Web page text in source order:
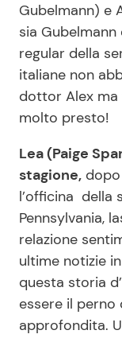
Gubelmann) e
sia
regular della
italiane non
dottor Alex ma
molto presto!
Lea (Paige
stagione,
l’officina della
Pennsylvania,
relazione
ultime notizie
questa storia
essere il perno
approfondita.